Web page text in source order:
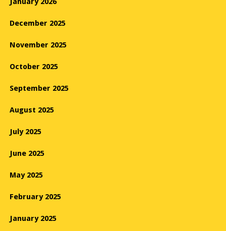
December 2025
November 2025
October 2025
September 2025
August 2025
July 2025
June 2025
May 2025
February 2025
January 2025